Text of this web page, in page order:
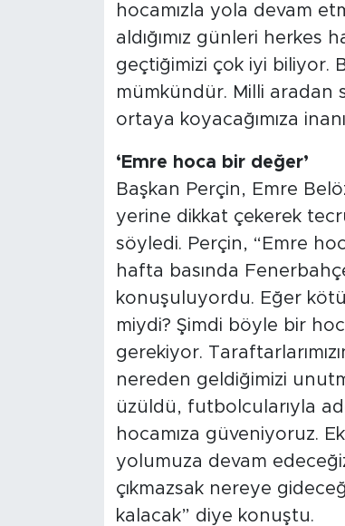
hocamızla yola devam
aldığımız günleri herkes
geçtiğimizi çok iyi biliyor.
mümkündür. Milli aradan
ortaya koyacağımıza
‘Emre hoca bir değer’
Başkan Perçin, Emre
yerine dikkat çekerek
söyledi. Perçin, “Emre
hafta basında
konuşuluyordu. Eğer
miydi? Şimdi böyle bir
gerekiyor.
nereden geldiğimizi
üzüldü, futbolcularıyla
hocamıza güveniyoruz.
yolumuza devam
çıkmazsak nereye
kalacak” diye konuştu.